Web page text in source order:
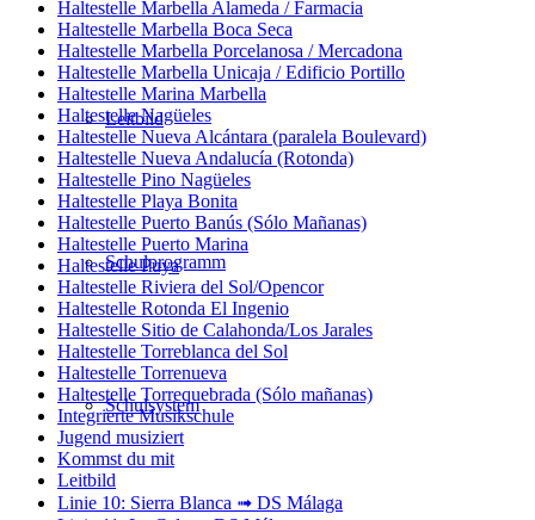
Leitbild
Schulprogramm
Schulsystem
Haltestelle Marbella Alameda / Farmacia
Haltestelle Marbella Boca Seca
Haltestelle Marbella Porcelanosa / Mercadona
Haltestelle Marbella Unicaja / Edificio Portillo
Haltestelle Marina Marbella
Haltestelle Nagüeles
Haltestelle Nueva Alcántara (paralela Boulevard)
Haltestelle Nueva Andalucía (Rotonda)
Haltestelle Pino Nagüeles
Haltestelle Playa Bonita
Haltestelle Puerto Banús (Sólo Mañanas)
Haltestelle Puerto Marina
Haltestelle Puya
Haltestelle Riviera del Sol/Opencor
Haltestelle Rotonda El Ingenio
Haltestelle Sitio de Calahonda/Los Jarales
Haltestelle Torreblanca del Sol
Haltestelle Torrenueva
Haltestelle Torrequebrada (Sólo mañanas)
Integrierte Musikschule
Jugend musiziert
Kommst du mit
Leitbild
Linie 10: Sierra Blanca ➟ DS Málaga